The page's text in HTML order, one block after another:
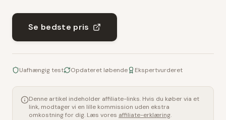
Se bedste pris
Uafhængig test Opdateret løbende Ekspertvurderet
Denne artikel indeholder affiliate-links. Hvis du køber via et
link, modtager vi en lille kommission uden ekstra
omkostning for dig. Læs vores affiliate-erklæring.